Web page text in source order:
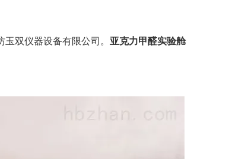
玉双仪器设备有限公司。 亚克力甲醛实验舱